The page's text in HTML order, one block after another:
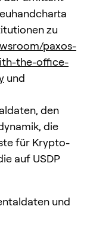
zu
paxos-
the-office-
und
den
die
für Krypto-
auf USDP
und